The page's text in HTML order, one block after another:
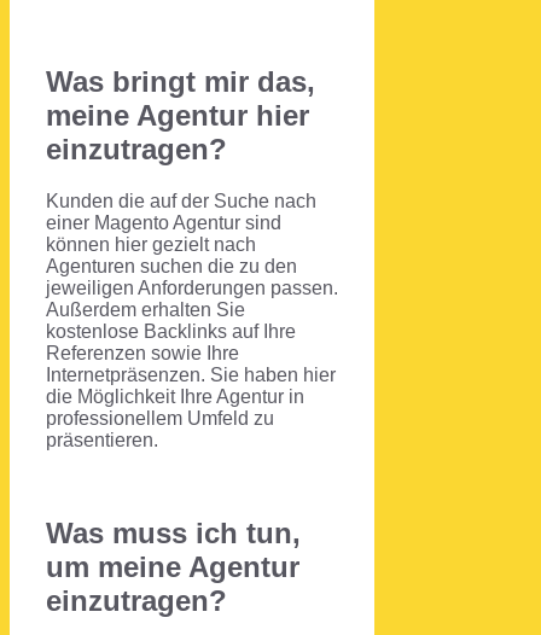
Was bringt mir das,
meine Agentur hier
einzutragen?
Kunden die auf der Suche nach
einer Magento Agentur sind
können hier gezielt nach
Agenturen suchen die zu den
jeweiligen Anforderungen passen.
Außerdem erhalten Sie
kostenlose Backlinks auf Ihre
Referenzen sowie Ihre
Internetpräsenzen. Sie haben hier
die Möglichkeit Ihre Agentur in
professionellem Umfeld zu
präsentieren.
Was muss ich tun,
um meine Agentur
einzutragen?